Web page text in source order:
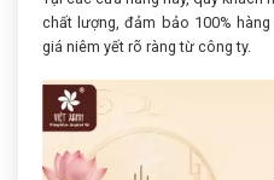
chất lượng, đảm bảo 100%
giá niêm yết rõ ràng từ công ty.